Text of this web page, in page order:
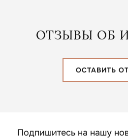
ОТЗЫВЫ ОБ
ОСТАВИТЬ
Подпишитесь на нашу